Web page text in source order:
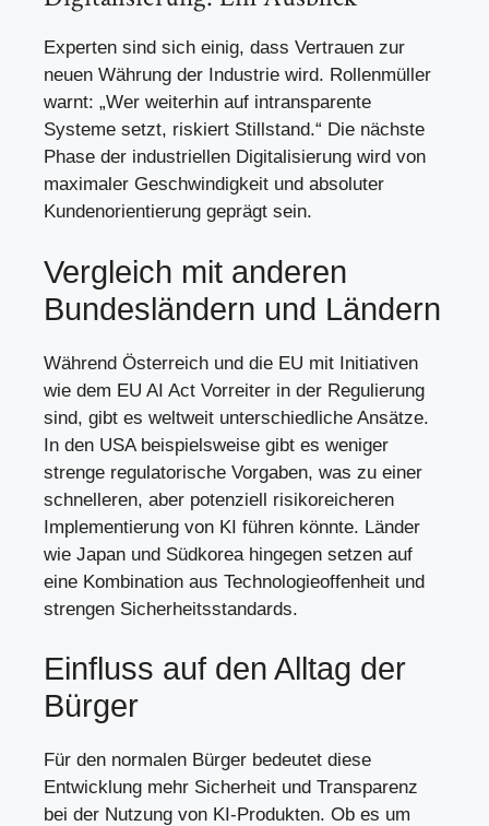
Experten sind sich einig, dass Vertrauen zur
neuen Währung der Industrie wird. Rollenmüller
warnt: „Wer weiterhin auf intransparente
Systeme setzt, riskiert Stillstand.“ Die nächste
Phase der industriellen Digitalisierung wird von
maximaler Geschwindigkeit und absoluter
Kundenorientierung geprägt sein.
Vergleich mit anderen
Bundesländern und Ländern
Während Österreich und die EU mit Initiativen
wie dem EU AI Act Vorreiter in der Regulierung
sind, gibt es weltweit unterschiedliche Ansätze.
In den USA beispielsweise gibt es weniger
strenge regulatorische Vorgaben, was zu einer
schnelleren, aber potenziell risikoreicheren
Implementierung von KI führen könnte. Länder
wie Japan und Südkorea hingegen setzen auf
eine Kombination aus Technologieoffenheit und
strengen Sicherheitsstandards.
Einfluss auf den Alltag der
Bürger
Für den normalen Bürger bedeutet diese
Entwicklung mehr Sicherheit und Transparenz
bei der Nutzung von KI-Produkten. Ob es um